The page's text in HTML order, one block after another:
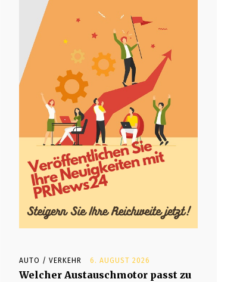
AUTO / VERKEHR 6. AUGUST 2026
Welcher Austauschmotor passt zu